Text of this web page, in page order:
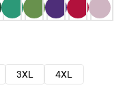
3XL
4XL